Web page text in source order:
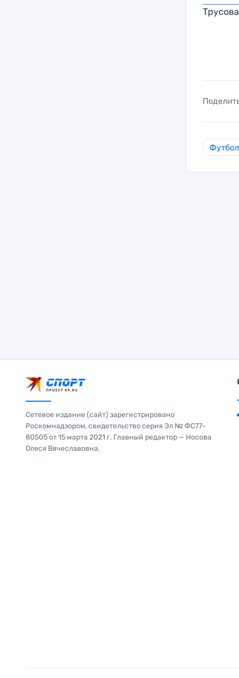
Футбол
Сетевое издание (сайт) зарегистрировано
Роскомнадзором, свидетельство серия Эл № ФС77-
80505 от 15 марта 2021 г. Главный редактор — Носова
Олеся Вячеславовна.